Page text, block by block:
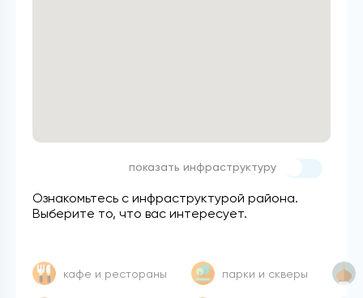
Ознакомьтесь с инфраструктурой района.
Выберите то, что вас интересует.
кафе и рестораны парки и скверы
показать инфраструктуру